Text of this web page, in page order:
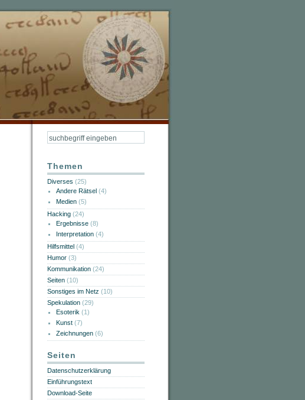
Themen
Diverses (25)
Andere Rätsel (4)
Medien (5)
Hacking (24)
Ergebnisse (8)
Interpretation (4)
Hilfsmittel (4)
Humor (3)
Kommunikation (24)
Seiten (10)
Sonstiges im Netz (10)
Spekulation (29)
Esoterik (1)
Kunst (7)
Zeichnungen (6)
Seiten
Datenschutzerklärung
Einführungstext
Download-Seite